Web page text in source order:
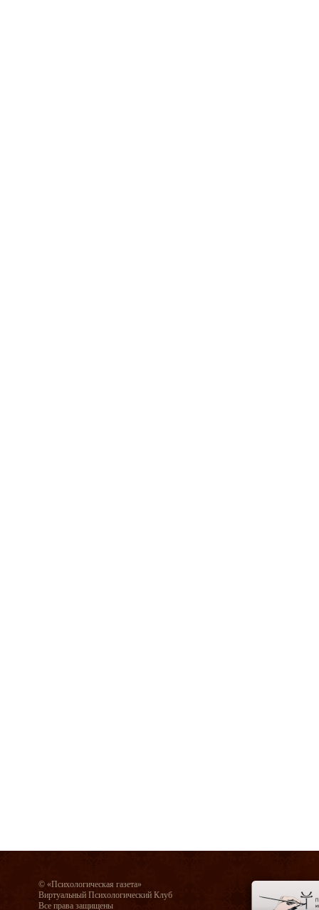
© «Психологическая газета»
Виртуальный Психологический Клуб
Все права защищены